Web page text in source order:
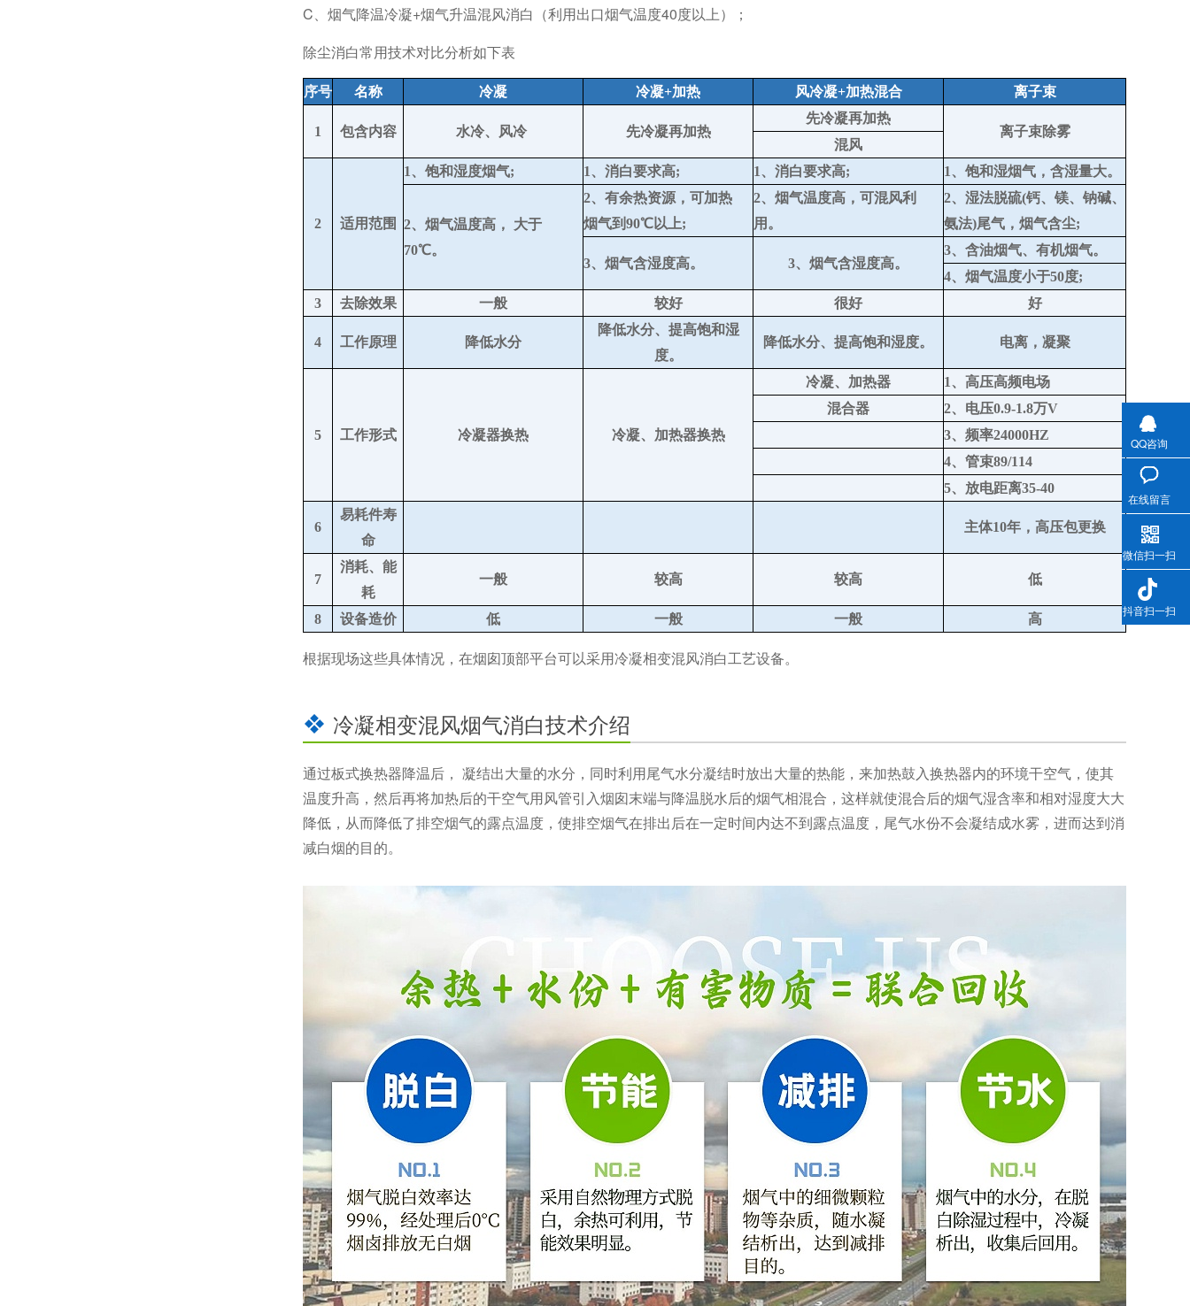
C、烟气降温冷凝+烟气升温混风消白（利用出口烟气温度40度以上）；
除尘消白常用技术对比分析如下表
序号 名称 冷凝 冷凝+加热 风冷凝+加热混合 离子束
1 包含内容 水冷、风冷 先冷凝再加热
先冷凝再加热
离子束除雾
混风
2 适用范围
1、饱和湿度烟气; 1、消白要求高; 1、消白要求高; 1、饱和湿烟气，含湿量大。
2、烟气温度高，
大于
70℃。
2、有余热资源，可加热
烟气到90℃以上;
2、烟气温度高，可混风利
用。
2、湿法脱硫(钙、镁、钠碱、
氨法)尾气，烟气含尘;
3、烟气含湿度高。 3、烟气含湿度高。
3、含油烟气、有机烟气。
4、烟气温度小于50度;
3
去除效果 一般 较好 很好 好
4 工作原理 降低水分
降低水分、提高饱和湿
度。
降低水分、 提高饱和湿度。 电离，凝聚
5 工作形式 冷凝器换热 冷凝、加热器换热
冷凝、加热器
1、高压高频电场
混合器
2、电压0.9-1.8万V
3、频率24000HZ
4、管束89/114
5、放电距离35-40
6
易耗件寿
命
主体10年，高压包更换
7
消耗、能
耗
一般 较高 较高 低
8 设备造价 低 一般 一般 高
根据现场这些具体情况，在烟囱顶部平台可以采用冷凝相变混风消白工艺设备。
冷凝相变混风烟气消白技术介绍
通过板式换热器降温后， 凝结出大量的水分，同时利用尾气水分凝结时放出大量的热能，来加热鼓入换热器内的环境干空气，使其
温度升高，然后再将加热后的干空气用风管引入烟囱末端与降温脱水后的烟气相混合，这样就使混合后的烟气湿含率和相对湿度大大
降低，从而降低了排空烟气的露点温度，使排空烟气在排出后在一定时间内达不到露点温度，尾气水份不会凝结成水雾，进而达到消
减白烟的目的。
QQ咨询
在线留言
微信扫一扫
抖音扫一扫